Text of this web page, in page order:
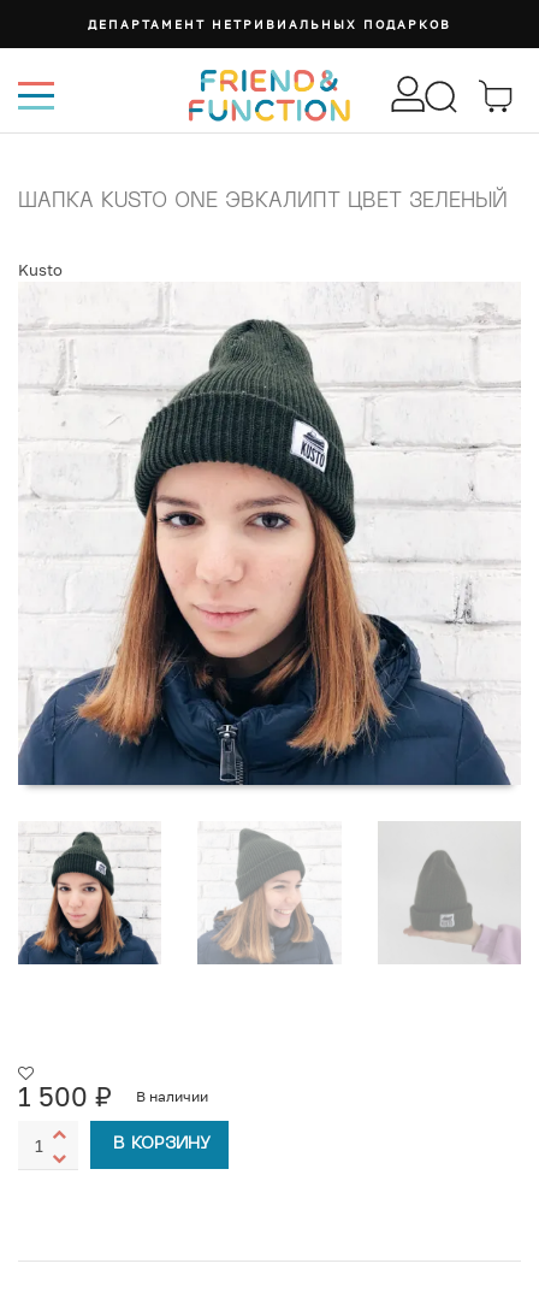
ДЕПАРТАМЕНТ НЕТРИВИАЛЬНЫХ ПОДАРКОВ
ШАПКА KUSTO ONE ЭВКАЛИПТ ЦВЕТ ЗЕЛЕНЫЙ
Kusto
1 500 ₽ В наличии
В КОРЗИНУ